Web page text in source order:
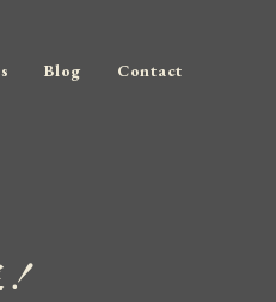
Blog Contact